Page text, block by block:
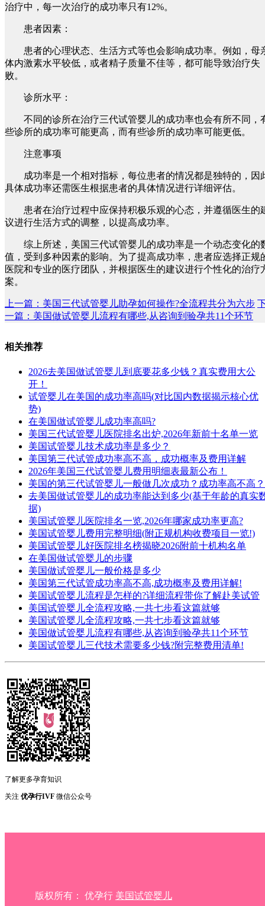
治疗中，每一次治疗的成功率只有12%。
患者因素：
患者的心理状态、生活方式等也会影响成功率。例如，母
体内激素水平较低，或者精子质量不佳等，都可能导致治疗失
败。
诊所水平：
不同的诊所在治疗三代试管婴儿的成功率也会有所不同，
些诊所的成功率可能更高，而有些诊所的成功率可能更低。
注意事项
成功率是一个相对指标，每位患者的情况都是独特的，因
具体成功率还需医生根据患者的具体情况进行详细评估。
患者在治疗过程中应保持积极乐观的心态，并遵循医生的
议进行生活方式的调整，以提高成功率。
综上所述，美国三代试管婴儿的成功率是一个动态变化的
值，受到多种因素的影响。为了提高成功率，患者应选择正规
医院和专业的医疗团队，并根据医生的建议进行个性化的治疗
案。
上一篇：美国三代试管婴儿助孕如何操作?全流程共分为六步
一篇：美国做试管婴儿流程有哪些,从咨询到验孕共11个环节
相关推荐
2026去美国做试管婴儿到底要花多少钱？真实费用大公
开！
试管婴儿在美国的成功率高吗(对比国内数据揭示核心优
势)
在美国做试管婴儿成功率高吗?
美国三代试管婴儿医院排名出炉,2026年新前十名单一览
美国试管婴儿技术成功率是多少？
美国第三代试管成功率高不高，成功概率及费用详解
2026年美国三代试管婴儿费用明细表最新公布！
美国的第三代试管婴儿一般做几次成功？成功率高不高？
去美国做试管婴儿的成功率能达到多少(基于年龄的真实
据)
美国试管婴儿医院排名一览,2026年哪家成功率更高?
美国试管婴儿费用完整明细(附正规机构收费项目一览!)
美国试管婴儿好医院排名榜揭晓2026附前十机构名单
在美国做试管婴儿的步骤
美国做试管婴儿一般价格是多少
美国第三代试管成功率高不高,成功概率及费用详解!
美国试管婴儿流程是怎样的?详细流程带你了解赴美试管
美国试管婴儿全流程攻略,一共七步看这篇就够
美国试管婴儿全流程攻略,一共七步看这篇就够
美国做试管婴儿流程有哪些,从咨询到验孕共11个环节
美国试管婴儿三代技术需要多少钱?附完整费用清单!
了解更多孕育知识
关注 优孕行IVF 微信公众号
版权所有： 优孕行 美国试管婴儿